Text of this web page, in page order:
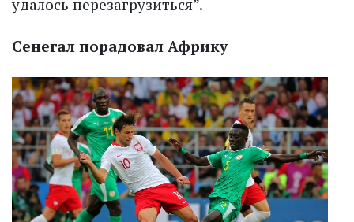
удалось перезагрузиться”.
Сенегал порадовал Африку